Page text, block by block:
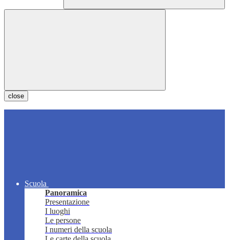
close
Scuola
Panoramica
Presentazione
I luoghi
Le persone
I numeri della scuola